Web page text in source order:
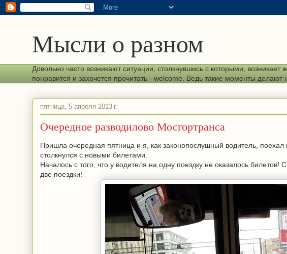
Мысли о разном
Довольно часто возникают ситуации, столкнувшись с которыми,
понравится и захочется прочитать - welcome. Ведь такие моменты
пятница, 5 апреля 2013 г.
Очередное разводилово Мосгортранса
Пришла очередная пятница и я, как законопослушный водитель,
столкнулся с новыми билетами.
Началось с того, что у водителя на одну поездку не оказалось
две поездки!